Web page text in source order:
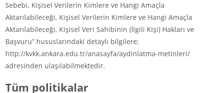
Sebebi, Kişisel Verilerin Kimlere ve Hangi Amaçla
Aktarılabileceği, Kişisel Verilerin Kimlere ve Hangi Amaçla
Aktarılabileceği, Kişisel Veri Sahibinin (İlgili Kişi) Hakları ve
Başvuru” hususlarındaki detaylı bilgilere;
http://kvkk.ankara.edu.tr/anasayfa/aydinlatma-metinleri/
adresinden ulaşılabilmektedir.
Tüm politikalar